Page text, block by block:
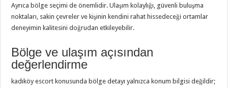
Ayrıca bölge seçimi de önemlidir. Ulaşım kolaylığı, güvenli buluşma
noktaları, sakin çevreler ve kişinin kendini rahat hissedeceği ortamlar
deneyimin kalitesini doğrudan etkileyebilir.
Bölge ve ulaşım açısından
değerlendirme
kadıköy escort konusunda bölge detayı yalnızca konum bilgisi değildir;